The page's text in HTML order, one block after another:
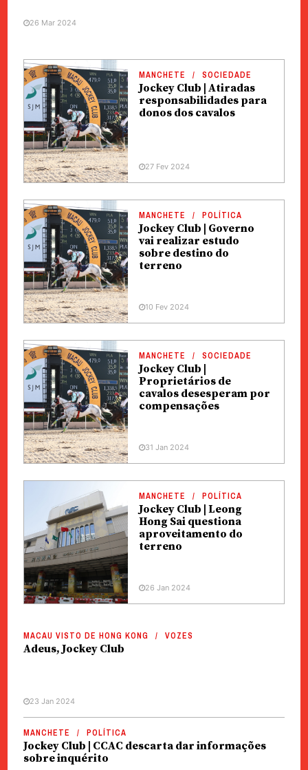
26 Mar 2024
MANCHETE SOCIEDADE
Jockey Club | Atiradas
responsabilidades para
donos dos cavalos
27 Fev 2024
MANCHETE POLÍTICA
Jockey Club | Governo
vai realizar estudo
sobre destino do
terreno
10 Fev 2024
MANCHETE SOCIEDADE
Jockey Club |
Proprietários de
cavalos desesperam por
compensações
31 Jan 2024
MANCHETE POLÍTICA
Jockey Club | Leong
Hong Sai questiona
aproveitamento do
terreno
26 Jan 2024
MACAU VISTO DE HONG KONG VOZES
Adeus, Jockey Club
23 Jan 2024
MANCHETE POLÍTICA
Jockey Club | CCAC descarta dar informações
sobre inquérito